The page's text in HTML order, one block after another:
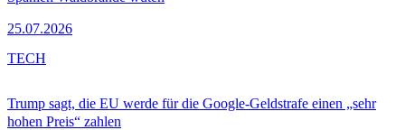
25.07.2026
Trump sagt, die EU werde für die Google-Geldstrafe einen „sehr
hohen Preis“ zahlen
TECH